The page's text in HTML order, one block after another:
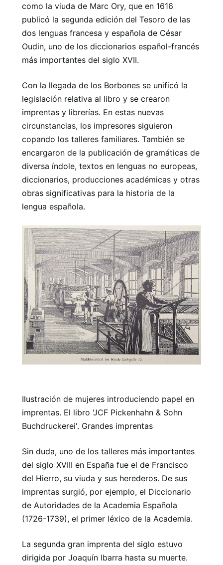
como la viuda de Marc Ory, que en 1616
publicó la segunda edición del Tesoro de las
dos lenguas francesa y española de César
Oudin, uno de los diccionarios español-francés
más importantes del siglo XVII.
Con la llegada de los Borbones se unificó la
legislación relativa al libro y se crearon
imprentas y librerías. En estas nuevas
circunstancias, los impresores siguieron
copando los talleres familiares. También se
encargaron de la publicación de gramáticas de
diversa índole, textos en lenguas no europeas,
diccionarios, producciones académicas y otras
obras significativas para la historia de la
lengua española.
Ilustración de mujeres introduciendo papel en
imprentas. El libro 'JCF Pickenhahn & Sohn
Buchdruckerei'. Grandes imprentas
Sin duda, uno de los talleres más importantes
del siglo XVIII en España fue el de Francisco
del Hierro, su viuda y sus herederos. De sus
imprentas surgió, por ejemplo, el Diccionario
de Autoridades de la Academia Española
(1726-1739), el primer léxico de la Academia.
La segunda gran imprenta del siglo estuvo
dirigida por Joaquín Ibarra hasta su muerte.